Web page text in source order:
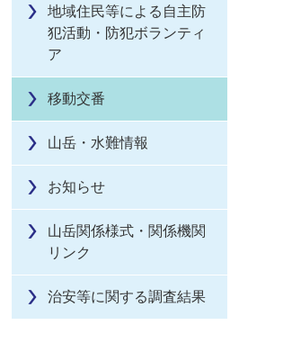
地域住民等による自主防
犯活動・防犯ボランティ
ア
移動交番
山岳・水難情報
お知らせ
山岳関係様式・関係機関
リンク
治安等に関する調査結果